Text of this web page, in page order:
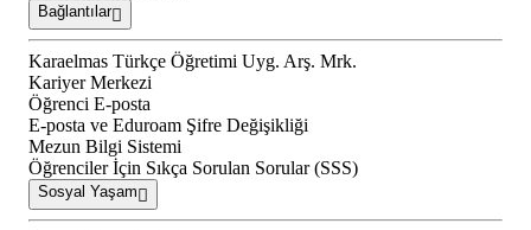
Bağlantılar
Karaelmas Türkçe Öğretimi Uyg. Arş. Mrk.
Kariyer Merkezi
Öğrenci E-posta
E-posta ve Eduroam Şifre Değişikliği
Mezun Bilgi Sistemi
Öğrenciler İçin Sıkça Sorulan Sorular (SSS)
Sosyal Yaşam